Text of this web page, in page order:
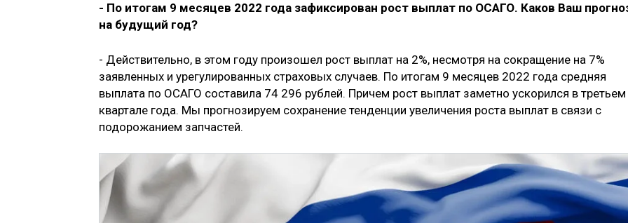
- По итогам 9 месяцев 2022 года зафиксирован рост выплат по ОСАГО. Каков Ваш
на будущий год?
- Действительно, в этом году произошел рост выплат на 2%, несмотря на сокращение на 7%
заявленных и урегулированных страховых случаев. По итогам 9 месяцев 2022 года средняя
выплата по ОСАГО составила 74 296 рублей. Причем рост выплат заметно ускорился в третьем
квартале года. Мы прогнозируем сохранение тенденции увеличения роста выплат в связи с
подорожанием запчастей.